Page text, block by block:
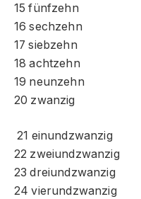
15 fünfzehn
16 sechzehn
17 siebzehn
18 achtzehn
19 neunzehn
20 zwanzig
21 einundzwanzig
22 zweiundzwanzig
23 dreiundzwanzig
24 vierundzwanzig